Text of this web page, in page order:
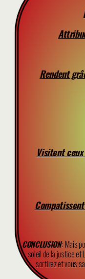
Rendent
Visitent
CONCLUSION: Mais
soleil de la justice et
sortirez et vous